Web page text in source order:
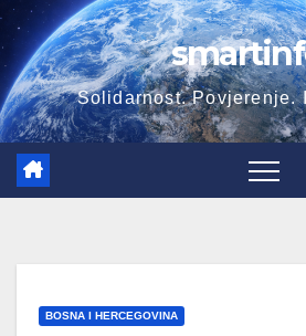
Skip
to
content
Solidarnost. Povjerenje.
BOSNA I HERCEGOVINA